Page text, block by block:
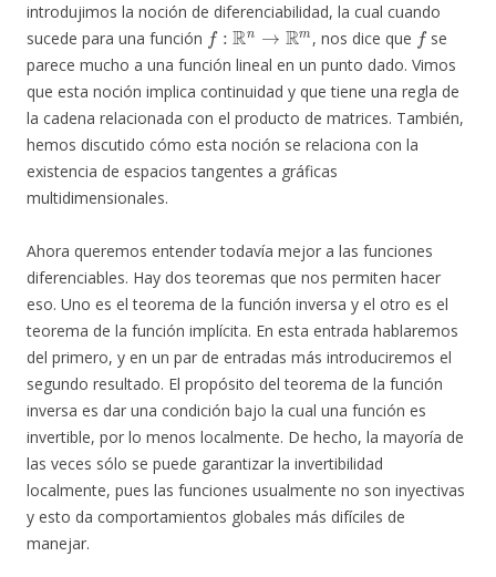
introdujimos la noción de diferenciabilidad, la cual cuando
sucede para una función
f :Rn→Rm
, nos dice que
f
se
parece mucho a una función lineal en un punto dado. Vimos
que esta noción implica continuidad y que tiene una regla de
la cadena relacionada con el producto de matrices. También,
hemos discutido cómo esta noción se relaciona con la
existencia de espacios tangentes a gráficas
multidimensionales.
Ahora queremos entender todavía mejor a las funciones
diferenciables. Hay dos teoremas que nos permiten hacer
eso. Uno es el teorema de la función inversa y el otro es el
teorema de la función implícita. En esta entrada hablaremos
del primero, y en un par de entradas más introduciremos el
segundo resultado. El propósito del teorema de la función
inversa es dar una condición bajo la cual una función es
invertible, por lo menos localmente. De hecho, la mayoría de
las veces sólo se puede garantizar la invertibilidad
localmente, pues las funciones usualmente no son inyectivas
y esto da comportamientos globales más difíciles de
manejar.